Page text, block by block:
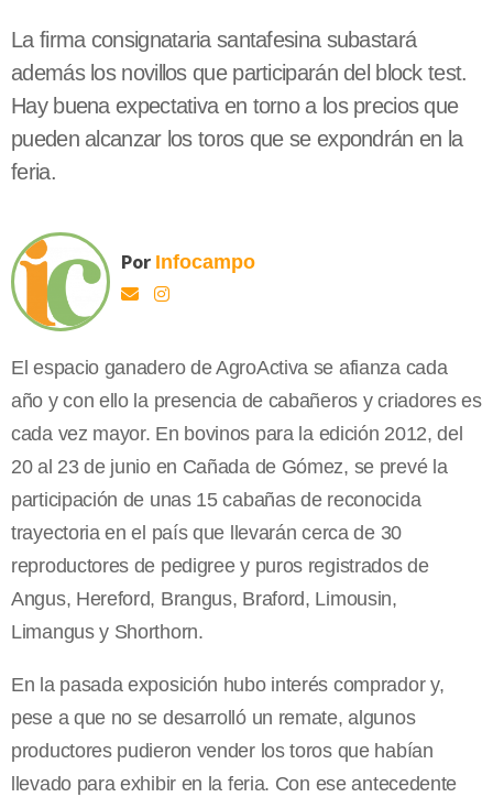
La firma consignataria santafesina subastará
además los novillos que participarán del block test.
Hay buena expectativa en torno a los precios que
pueden alcanzar los toros que se expondrán en la
feria.
Por Infocampo
El espacio ganadero de AgroActiva se afianza cada
año y con ello la presencia de cabañeros y criadores es
cada vez mayor. En bovinos para la edición 2012, del
20 al 23 de junio en Cañada de Gómez, se prevé la
participación de unas 15 cabañas de reconocida
trayectoria en el país que llevarán cerca de 30
reproductores de pedigree y puros registrados de
Angus, Hereford, Brangus, Braford, Limousin,
Limangus y Shorthorn.
En la pasada exposición hubo interés comprador y,
pese a que no se desarrolló un remate, algunos
productores pudieron vender los toros que habían
llevado para exhibir en la feria. Con ese antecedente